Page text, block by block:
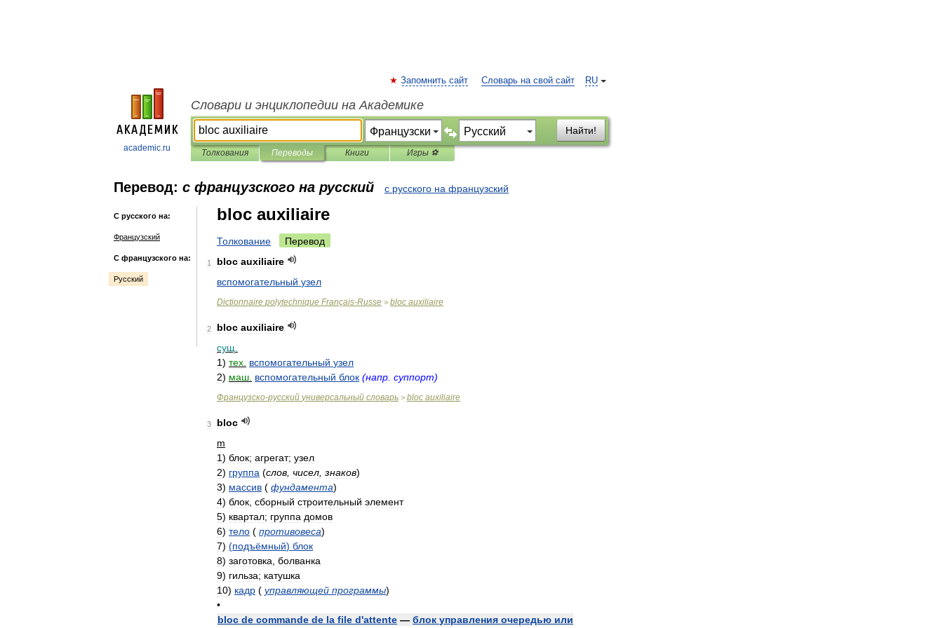
academic.ru
RU
Запомнить сайт Словарь на свой сайт
Словари и энциклопедии на Академике
Найти!
Толкования Переводы Книги Игры ⚽
Перевод: с французского на русский с русского на французский
С русского на:
Французский
С французского на:
Русский
bloc auxiliaire
Толкование Перевод
1 bloc auxiliaire
вспомогательный узел
Dictionnaire polytechnique Français-Russe > bloc auxiliaire
2 bloc auxiliaire
сущ
1) тех вспомогательный узел
2) маш вспомогательный блок (напр суппорт)
Французско-русский универсальный словарь > bloc auxiliaire
3
bloc
m
1) блок; агрегат; узел
2) группа (слов чисел знаков)
3) массив ( фундамента)
4) блок сборный строительный элемент
5) квартал; группа домов
6) тело ( противовеса)
7) (подъёмный) блок
8) заготовка болванка
9) гильза; катушка
10) кадр ( управляющей программы)
•
bloc de commande de la file d'attente — блок управления очередью или